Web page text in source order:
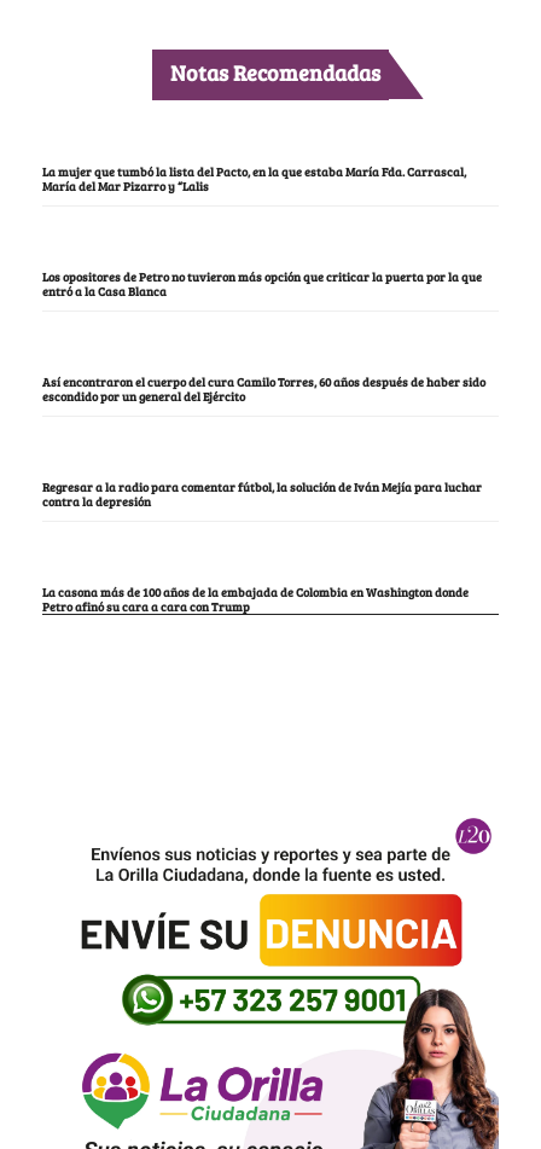
Notas Recomendadas
La mujer que tumbó la lista del Pacto, en la que estaba María Fda. Carrascal,
María del Mar Pizarro y “Lalis
Los opositores de Petro no tuvieron más opción que criticar la puerta por la que
entró a la Casa Blanca
Así encontraron el cuerpo del cura Camilo Torres, 60 años después de haber sido
escondido por un general del Ejército
Regresar a la radio para comentar fútbol, la solución de Iván Mejía para luchar
contra la depresión
La casona más de 100 años de la embajada de Colombia en Washington donde
Petro afinó su cara a cara con Trump